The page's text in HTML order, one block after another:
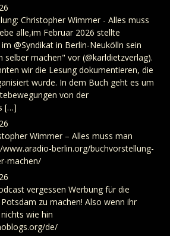
Christopher Wimmer - Alles muss
alle,im Februar 2026 stellte
@Syndikat in Berlin-Neukölln sein
selber machen" vor (@karldietzverlag).
wir die Lesung dokumentieren, die
wurde. In dem Buch geht es um
von der
[…]
Wimmer – Alles muss man
berlin.org/buchvorstellung-
machen/
vergessen Werbung für die
zu machen! Also wenn ihr
wie hin
de/